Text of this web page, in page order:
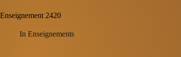
Enseignement 2420
In Enseignements